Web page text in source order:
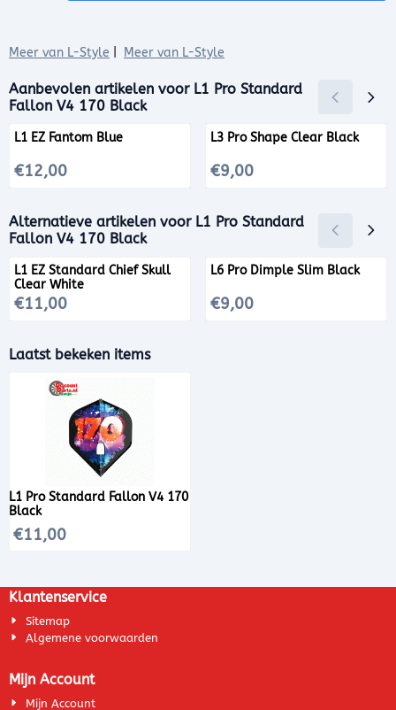
Meer van L-Style Meer van L-Style
Aanbevolen artikelen voor L1 Pro Standard
Fallon V4 170 Black
L1 EZ Fantom Blue
Prijs: 12,00
€12,00
L3 Pro Shape Clear Black
Prijs: 9,00
€9,00
Alternatieve artikelen voor L1 Pro Standard
Fallon V4 170 Black
L1 EZ Standard Chief Skull
Clear White
Prijs: 11,00
€11,00
L6 Pro Dimple Slim Black
Prijs: 9,00
€9,00
Laatst bekeken items
L1 Pro Standard Fallon V4 170
Black
€11,00
Klantenservice
Sitemap
Algemene voorwaarden
Mijn Account
Mijn Account